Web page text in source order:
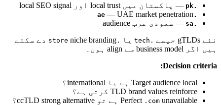
.pk — پاکستان میں local trust اور local SEO signal
.ae
— UAE market penetration
.sa
— سعودی عرب audience
نئے gTLDs جیسے
.tech یا .store
niche branding دے سکتے
ہیں اگر business model سے align ہوں۔
Decision criteria:
Target audience local ہے یا international؟
TLD brand values reinforce کرتی ہے؟
Perfect .com unavailable ہے تو ccTLD strong alternative؟